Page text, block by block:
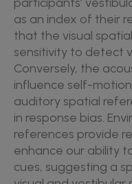
as an index of their
that the visual
sensitivity to detect
Conversely, the
influence self-
auditory spatial
in response bias.
references provide
enhance our ability
cues, suggesting a